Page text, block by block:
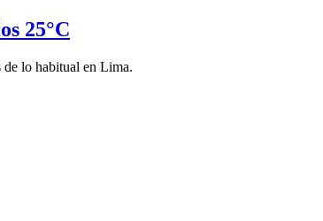
25°C
de lo habitual en Lima.